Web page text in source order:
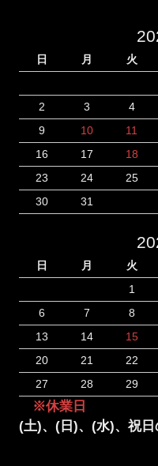
日 月 火
2
3 4
9
10 11
16
17 18
23
24 25
30
31
日 月 火
1
6
7 8
13
14 15
20
21 22
27
28 29
※休業日
(土)、(日)、(水)、祝日